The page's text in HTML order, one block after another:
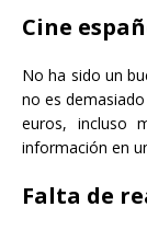
Cine
No ha sido un
no es
euros, incluso
información en
Falta de